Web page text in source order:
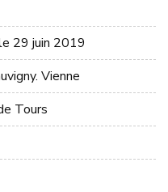
29 juin 2019
Vienne
Tours